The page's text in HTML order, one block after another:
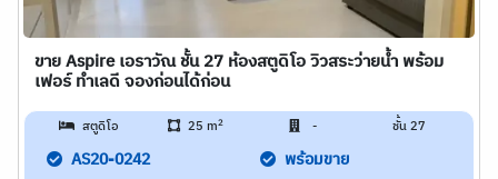
ขาย Aspire เอราวัณ ชั้น 27 ห้องสตูดิโอ วิวสระว่ายน้ำ พร้อม
เฟอร์ ทำเลดี จองก่อนได้ก่อน
สตูดิโอ 25 m2 - ชั้น 27
AS20-0242 พร้อมขาย